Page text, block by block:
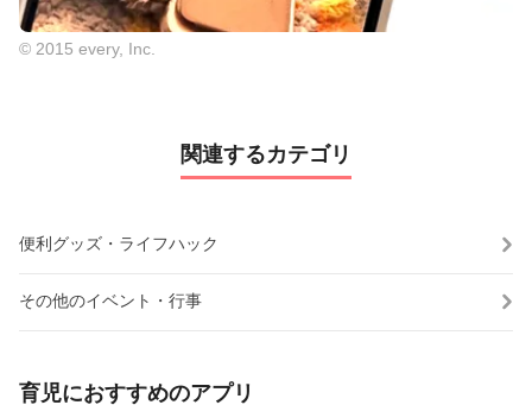
© 2015 every, Inc.
関連するカテゴリ
便利グッズ・ライフハック
その他のイベント・行事
育児におすすめのアプリ